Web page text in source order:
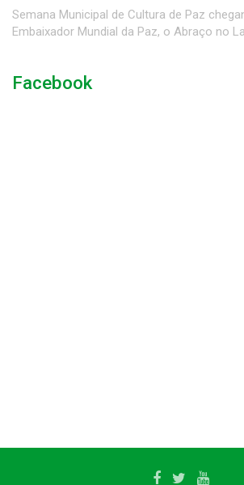
Semana Municipal de Cultura de Paz
Embaixador Mundial da Paz, o Abraço no
Facebook